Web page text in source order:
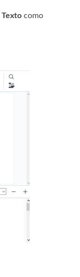
Texto como